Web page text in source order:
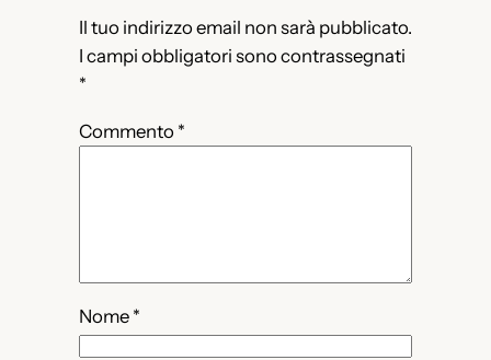
Il tuo indirizzo email non sarà pubblicato.
I campi obbligatori sono contrassegnati
*
Commento *
Nome *